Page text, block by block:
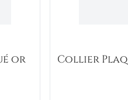
or Collier